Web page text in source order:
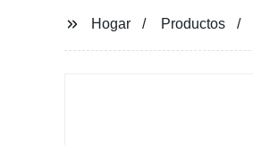
Hogar Productos